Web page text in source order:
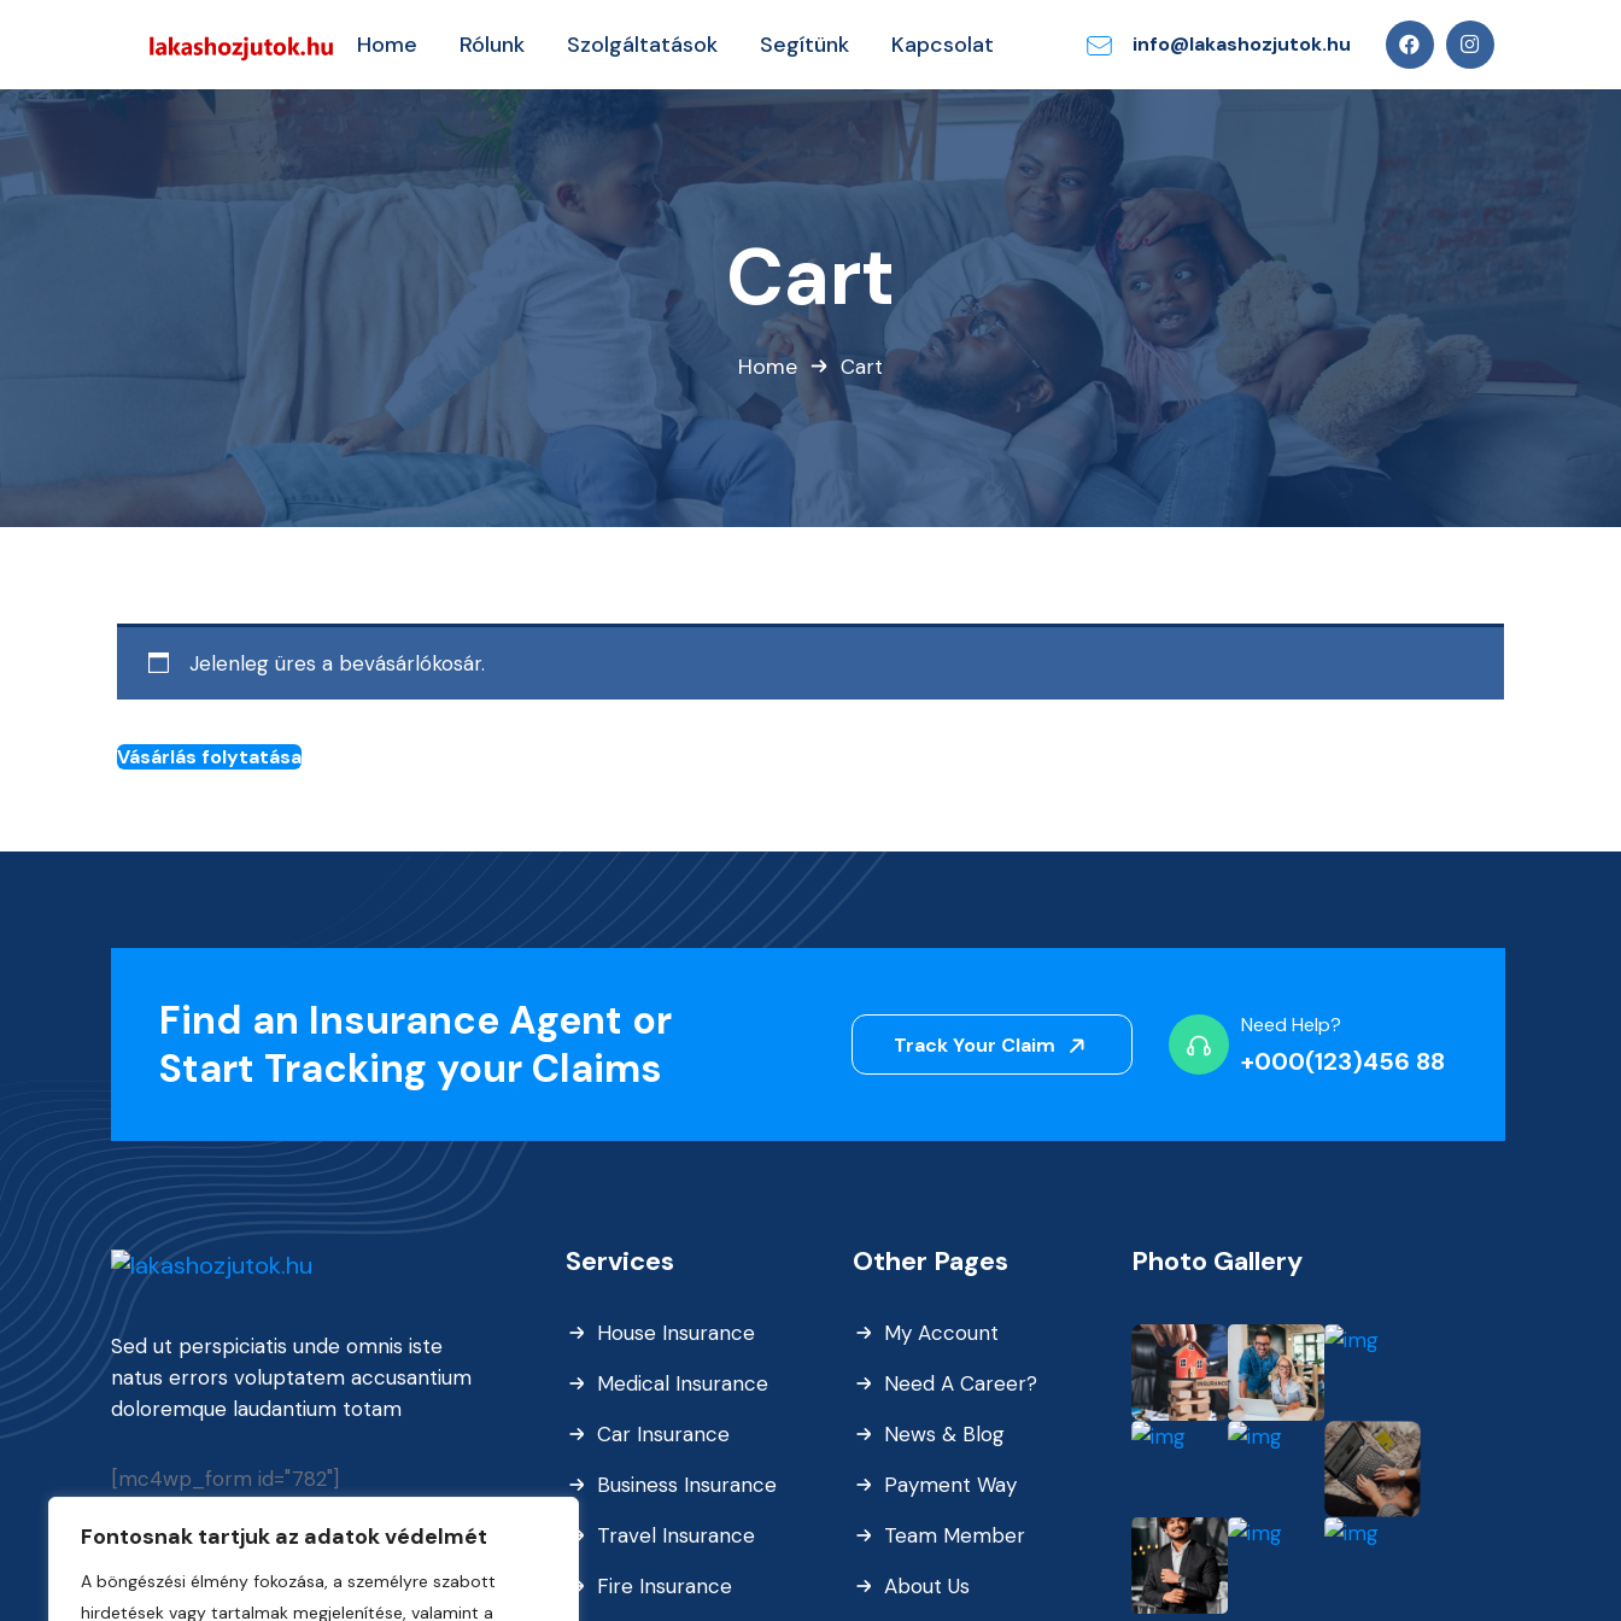
Fontosnak tartjuk az adatok védelmét
A böngészési élmény fokozása, a személyre szabott
hirdetések vagy tartalmak megjelenítése, valamint a
Home Rólunk Szolgáltatások Segítünk Kapcsolat info@lakashozjutok.hu
Cart
Home Cart
Jelenleg üres a bevásárlókosár.
Vásárlás folytatása
Find an Insurance Agent or
Start Tracking your Claims
Track Your Claim
Need Help?
+000(123)456 88
Sed ut perspiciatis unde omnis iste
natus errors voluptatem accusantium
doloremque laudantium totam
[mc4wp_form id="782"]
Services
House Insurance
Medical Insurance
Car Insurance
Business Insurance
Travel Insurance
Fire Insurance
Other Pages
My Account
Need A Career?
News & Blog
Payment Way
Team Member
About Us
Photo Gallery